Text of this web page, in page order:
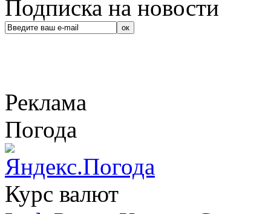
Подписка на новости
Реклама
Погода
Курс валют